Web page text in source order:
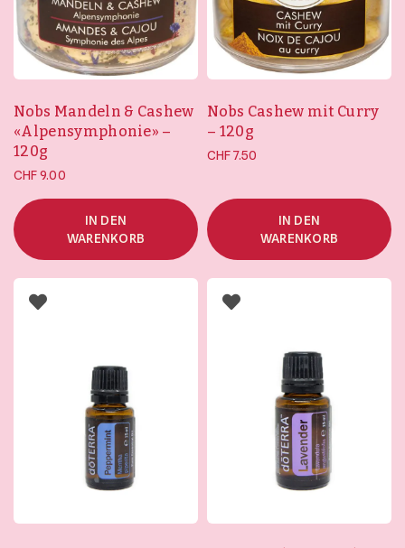
Nobs Mandeln & Cashew
«Alpensymphonie» –
120g
CHF9.00
IN DEN
WARENKORB
Nobs Cashew mit Curry
– 120g
CHF7.50
IN DEN
WARENKORB